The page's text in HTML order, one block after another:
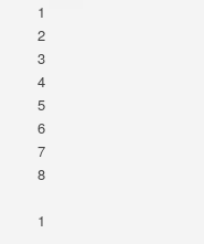
1
2
3
4
5
6
7
8
1